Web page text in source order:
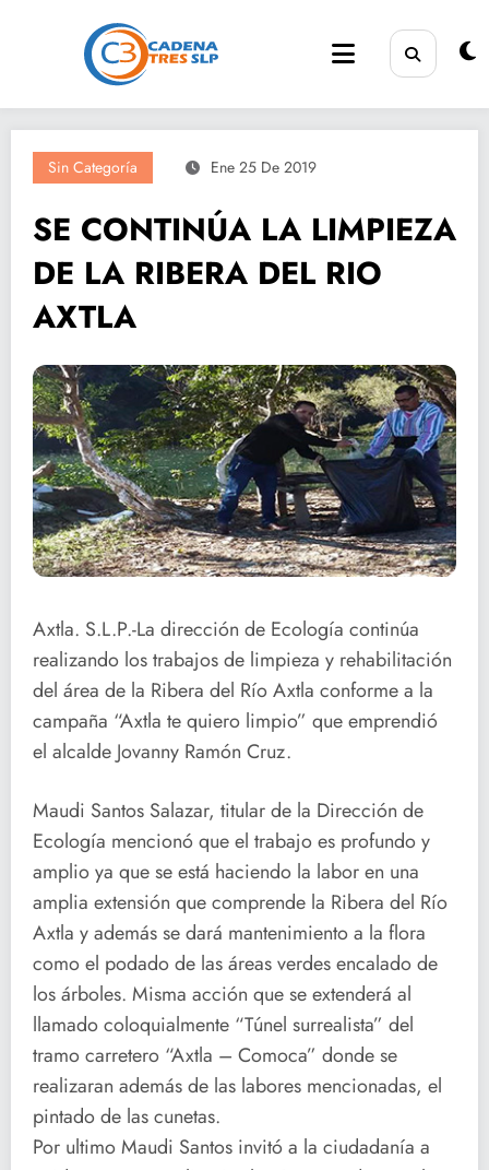
Sin Categoría Ene 25 De 2019
SE CONTINÚA LA LIMPIEZA
DE LA RIBERA DEL RIO
AXTLA
Axtla. S.L.P.-La dirección de Ecología continúa
realizando los trabajos de limpieza y rehabilitación
del área de la Ribera del Río Axtla conforme a la
campaña “Axtla te quiero limpio” que emprendió
el alcalde Jovanny Ramón Cruz.
Maudi Santos Salazar, titular de la Dirección de
Ecología mencionó que el trabajo es profundo y
amplio ya que se está haciendo la labor en una
amplia extensión que comprende la Ribera del Río
Axtla y además se dará mantenimiento a la flora
como el podado de las áreas verdes encalado de
los árboles. Misma acción que se extenderá al
llamado coloquialmente “Túnel surrealista” del
tramo carretero “Axtla – Comoca” donde se
realizaran además de las labores mencionadas, el
pintado de las cunetas.
Por ultimo Maudi Santos invitó a la ciudadanía a